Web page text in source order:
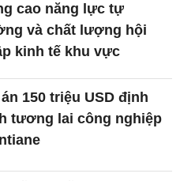
cao năng lực tự
và chất lượng hội
kinh tế khu vực
150 triệu USD định
tương lai công nghiệp